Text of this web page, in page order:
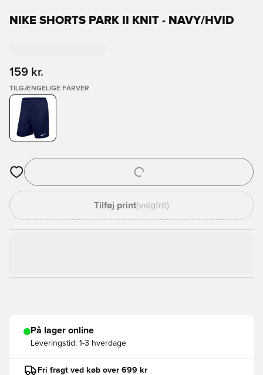
NIKE SHORTS PARK II KNIT - NAVY/HVID
159 kr.
TILGÆNGELIGE FARVER
Åbner en Modal til at logge ind eller tilmelde dig som medlem
Tilføj print(valgfrit)
På lager online
Leveringstid: 1-3 hverdage
Fri fragt ved køb over 699 kr